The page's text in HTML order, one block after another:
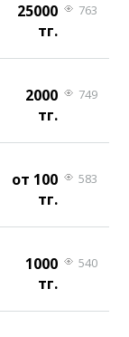
25000
тг.
763
2000
тг.
749
от 100
тг.
583
1000
тг.
540